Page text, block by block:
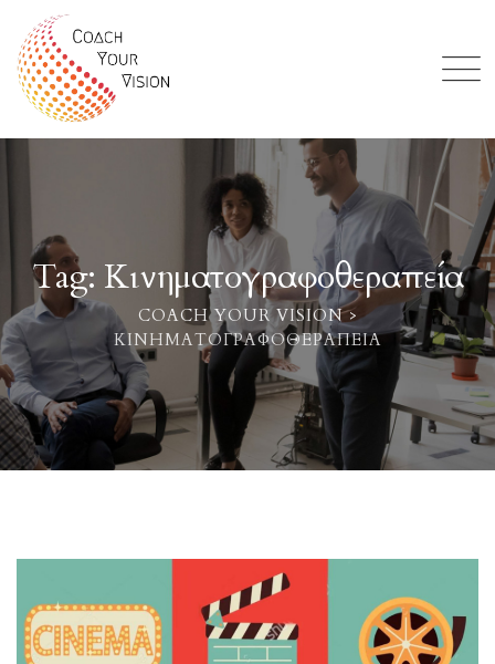
content
Tag: Κινηματογραφοθεραπεία
COACH YOUR VISION>
ΚΙΝΗΜΑΤΟΓΡΑΦΟΘΕΡΑΠΕΊΑ